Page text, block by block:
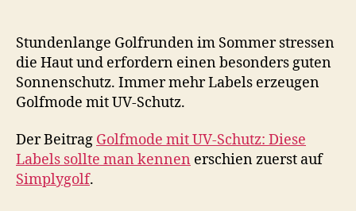
Stundenlange Golfrunden im Sommer stressen
die Haut und erfordern einen besonders guten
Sonnenschutz. Immer mehr Labels erzeugen
Golfmode mit UV-Schutz.
Der Beitrag Golfmode mit UV-Schutz: Diese
Labels sollte man kennen erschien zuerst auf
Simplygolf.